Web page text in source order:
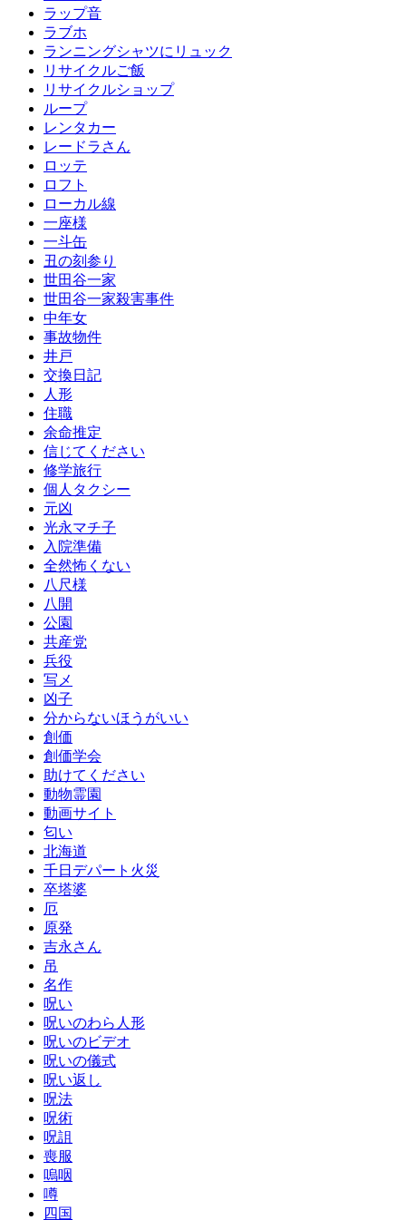
ラップ音
ラブホ
ランニングシャツにリュック
リサイクルご飯
リサイクルショップ
ループ
レンタカー
レードラさん
ロッテ
ロフト
ローカル線
一座様
一斗缶
丑の刻参り
世田谷一家
世田谷一家殺害事件
中年女
事故物件
井戸
交換日記
人形
住職
余命推定
信じてください
修学旅行
個人タクシー
元凶
光永マチ子
入院準備
全然怖くない
八尺様
八開
公園
共産党
兵役
写メ
凶子
分からないほうがいい
創価
創価学会
助けてください
動物霊園
動画サイト
匂い
北海道
千日デパート火災
卒塔婆
厄
原発
吉永さん
吊
名作
呪い
呪いのわら人形
呪いのビデオ
呪いの儀式
呪い返し
呪法
呪術
呪詛
喪服
嗚咽
噂
四国